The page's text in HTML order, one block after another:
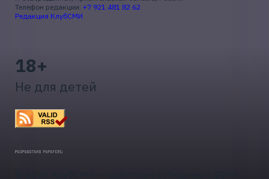
Телефон редакции: +7 921 481 82 62
Редакция КлубСМИ
18+
Не для детей